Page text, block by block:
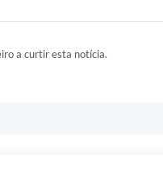
a curtir esta notícia.